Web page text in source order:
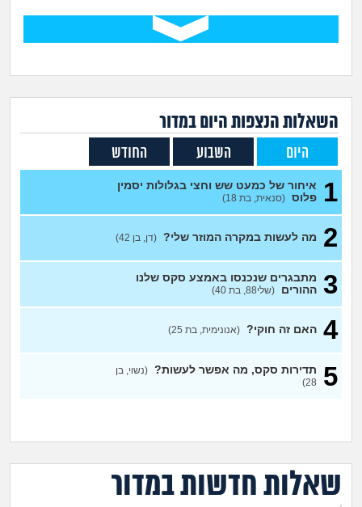
מדורים
זוגיות
הורות ומשפחה
מתבגרים
מהבקו"ם... ועד מתי?!
לימודים וסטודנטים
מה שעובר עליי
שומרים על הגוף
חיפוש שאלות
הרשמה השאלות הנצפות היוםבמדור
היום השבוע החודש
1
איחור של כמעט שש וחצי בגלולות יסמין
פלוס (סנאית, בת 18)
2 מה לעשות במקרה המוזר שלי? (דן, בן 42)
3 מתבגרים שנכנסו באמצע סקס שלנו
ההורים (שלי88, בת 40)
4 האם זה חוקי? (אנונימית, בת 25)
5 תדירות סקס, מה אפשר לעשות? (נשוי, בן
28)
שאלות חדשות במדור